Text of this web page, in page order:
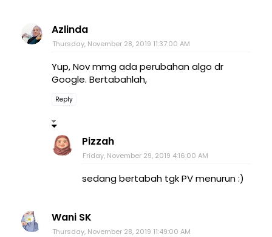
Azlinda
Thursday, November 28, 2019 11:37:00 AM
Yup, Nov mmg ada perubahan algo dr
Google. Bertabahlah,
Reply
Pizzah
Friday, November 29, 2019 4:16:00 AM
sedang bertabah tgk PV menurun :)
Wani SK
Thursday, November 28, 2019 11:49:00 AM